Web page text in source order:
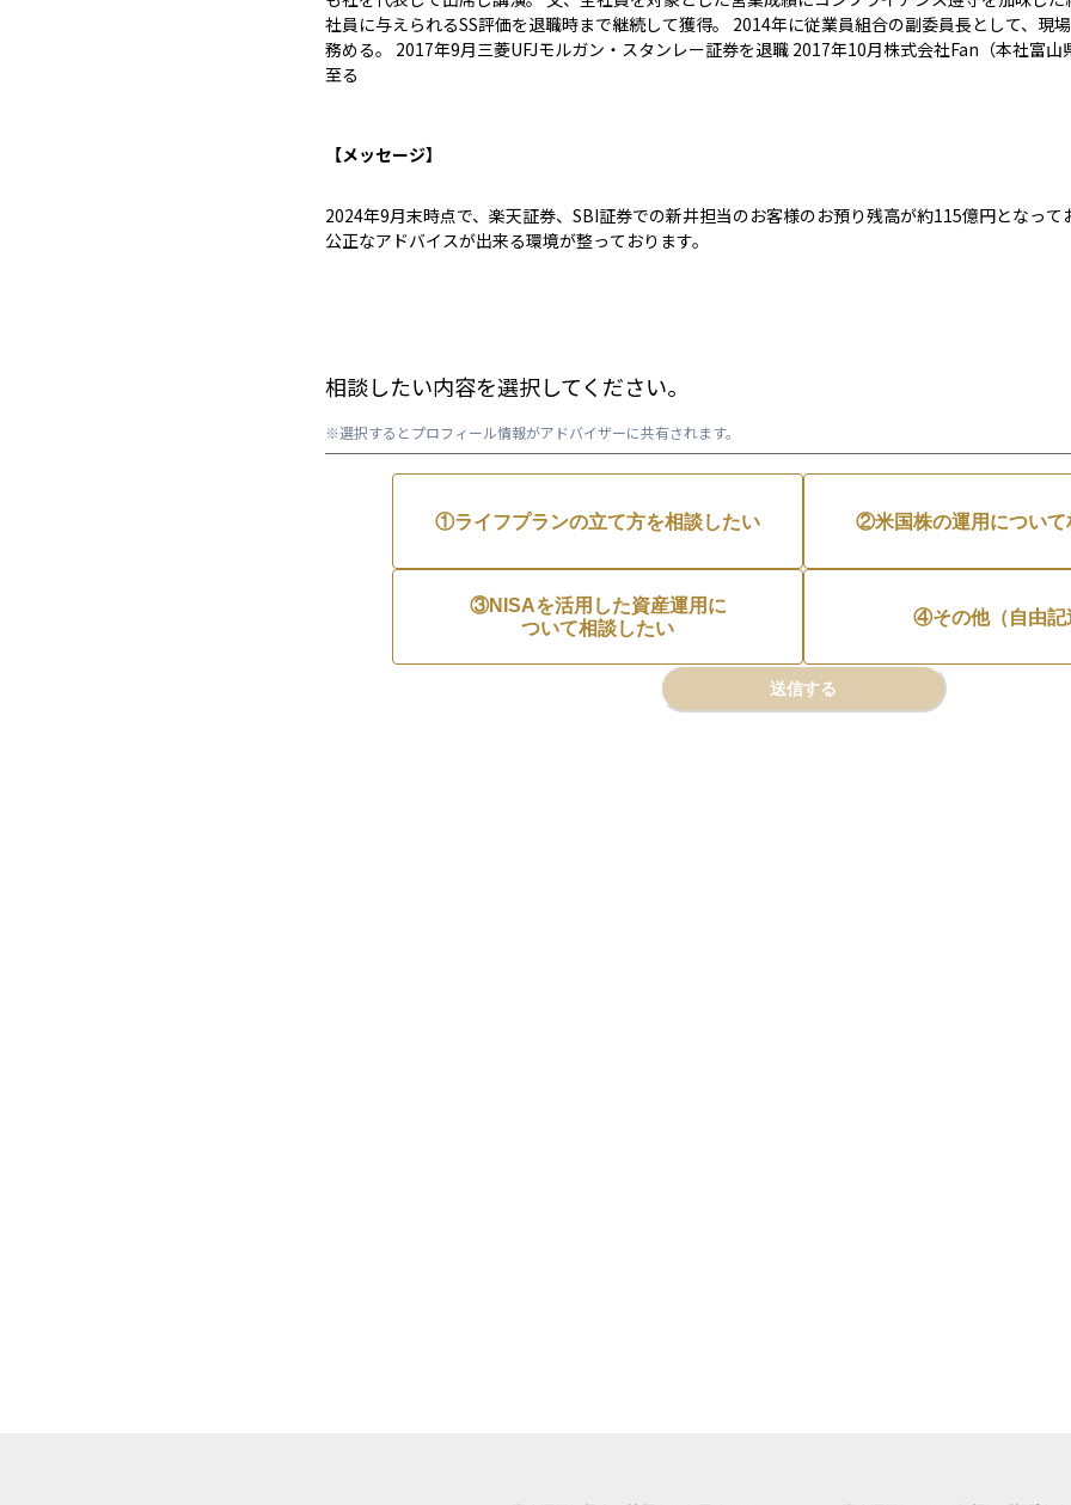
社員に与えられるSS評価を退職時まで継続して獲得。 2014年に従業員組合の副委員長として、現
務める。 2017年9月三菱UFJモルガン・スタンレー証券を退職 2017年10月株式会社Fan（本社富山
至る
【メッセージ】
2024年9月末時点で、楽天証券、SBI証券での新井担当のお客様のお預り残高が約115億円となって
公正なアドバイスが出来る環境が整っております。
相談したい内容を選択してください。
※選択するとプロフィール情報がアドバイザーに共有されます。
①ライフプランの立て方を相談したい ②米国株の運用について
③NISAを活用した資産運用に
ついて相談したい
④その他（自由記
送信する